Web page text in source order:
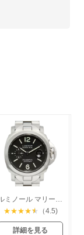
ルミノール マリーナ デイト
★★★★★ （4.5)
詳細を見る